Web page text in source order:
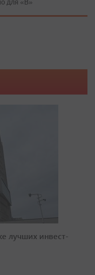
для «В»
лучших инвест-